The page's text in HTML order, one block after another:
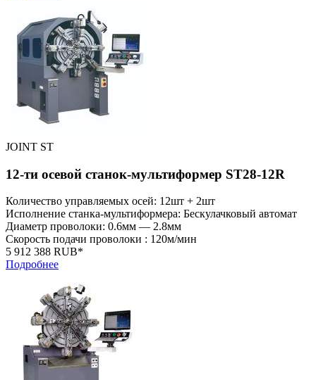
JOINT ST
12-ти осевой станок-мультиформер ST28-12R
Количество управляемых осей: 12шт + 2шт
Исполнение станка-мультиформера: Бескулачковый автомат
Диаметр проволоки: 0.6мм — 2.8мм
Скорость подачи проволоки : 120м/мин
5 912 388 RUB*
Подробнее